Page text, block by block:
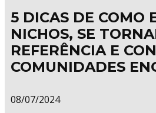
5 DICAS DE COMO
NICHOS, SE
REFERÊNCIA E
COMUNIDADES
08/07/2024